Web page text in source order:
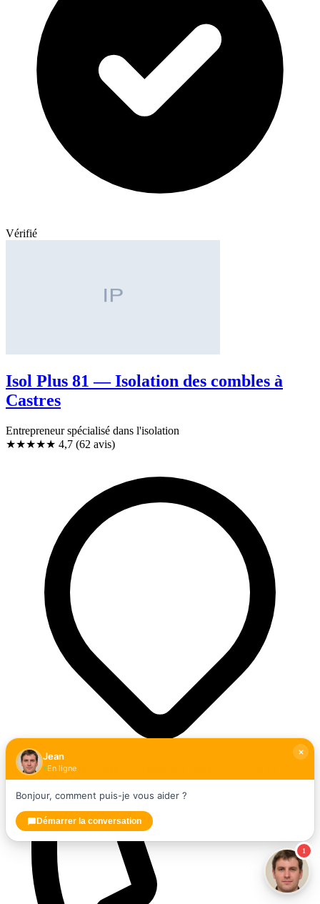
Vérifié
Isol Plus 81 — Isolation des combles à
Castres
Entrepreneur spécialisé dans l'isolation
★★★★★ 4,7 (62 avis)
19 Rue Jean Henri Fabre, 15 Chem. des Sapins, 81000 Albi
1
Jean
En ligne
Bonjour, comment puis-je vous aider ?
Démarrer la conversation